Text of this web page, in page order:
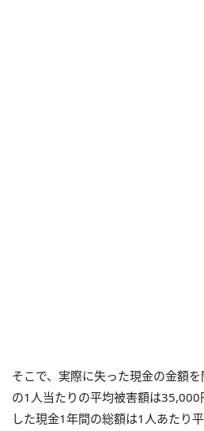
そこで、実際に失った現金の金額
の1人当たりの平均被害額は
した現金1年間の総額は1人あたり